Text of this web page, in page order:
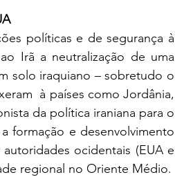
políticas e de segurança à
Irã a neutralização de uma
solo iraquiano – sobretudo o
à países como Jordânia,
da política iraniana para o
formação e desenvolvimento
ocidentais (EUA e
regional no Oriente Médio.